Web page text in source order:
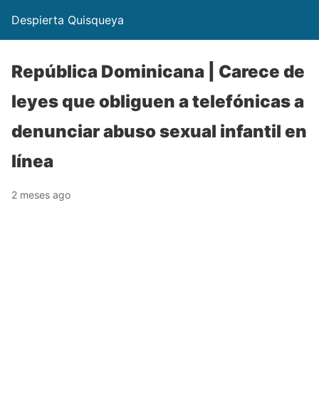
Despierta Quisqueya
República Dominicana | Carece de
leyes que obliguen a telefónicas a
denunciar abuso sexual infantil en
línea
2 meses ago